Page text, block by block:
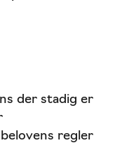
der stadig er
regler